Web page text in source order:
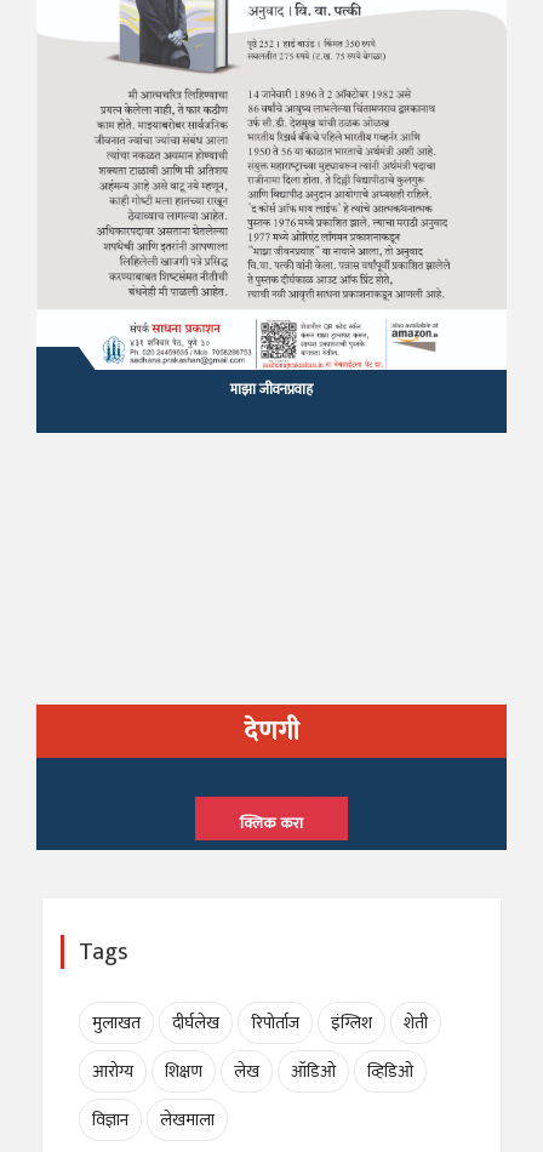
माझा जीवनप्रवाह
देणगी
क्लिक करा
Tags
मुलाखत दीर्घलेख रिपोर्ताज इंग्लिश
शेती
आरोग्य
शिक्षण लेख ऑडिओ
व्हिडिओ
विज्ञान
लेखमाला